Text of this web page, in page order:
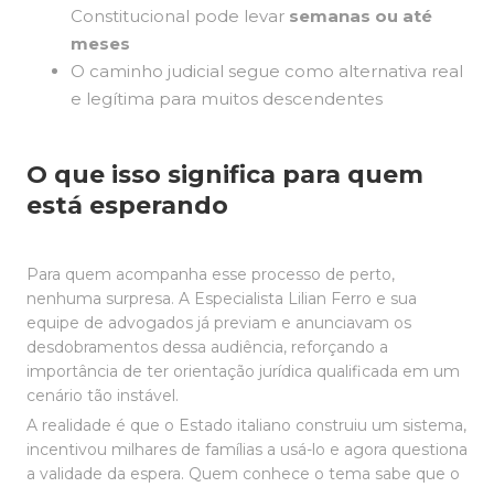
Constitucional pode levar semanas ou até
meses
O caminho judicial segue como alternativa real
e legítima para muitos descendentes
O que isso significa para quem
está esperando
Para quem acompanha esse processo de perto,
nenhuma surpresa. A Especialista Lilian Ferro e sua
equipe de advogados já previam e anunciavam os
desdobramentos dessa audiência, reforçando a
importância de ter orientação jurídica qualificada em um
cenário tão instável.
A realidade é que o Estado italiano construiu um sistema,
incentivou milhares de famílias a usá-lo e agora questiona
a validade da espera. Quem conhece o tema sabe que o